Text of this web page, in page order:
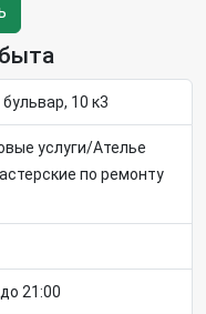
10 к3
услуги/Ателье
по ремонту
21:00